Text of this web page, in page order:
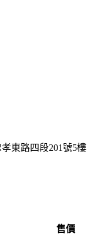
東路四段201號5樓
售價